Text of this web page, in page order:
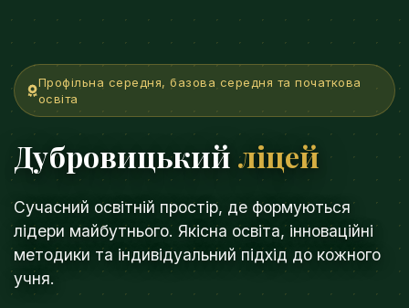
Профільна середня, базова середня та початкова
освіта
Дубровицький ліцей
Сучасний освітній простір, де формуються
лідери майбутнього. Якісна освіта, інноваційні
методики та індивідуальний підхід до кожного
учня.